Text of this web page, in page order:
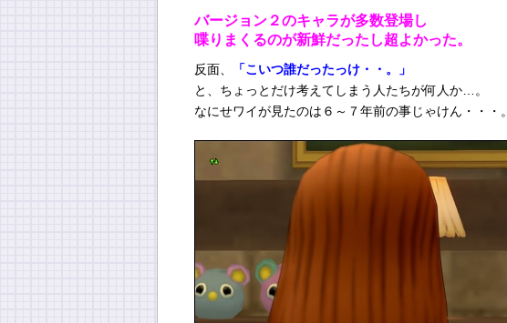
バージョン２のキャラが多数登場し
喋りまくるのが新鮮だったし超よかった。
反面、
「こいつ誰だったっけ・・。」
と、ちょっとだけ考えてしまう人たちが何人か…。
なにせワイが見たのは６～７年前の事じゃけん・・・。